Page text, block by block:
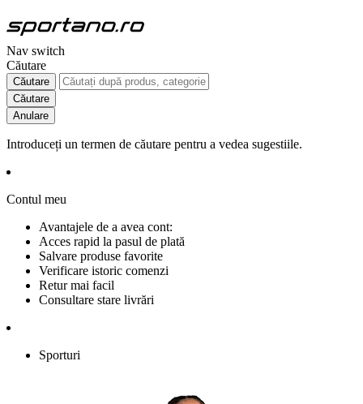
Nav switch
Căutare
Căutare
Căutare
Anulare
Introduceți un termen de căutare pentru a vedea sugestiile.
Contul meu
Avantajele de a avea cont:
Acces rapid la pasul de plată
Salvare produse favorite
Verificare istoric comenzi
Retur mai facil
Consultare stare livrări
Sporturi